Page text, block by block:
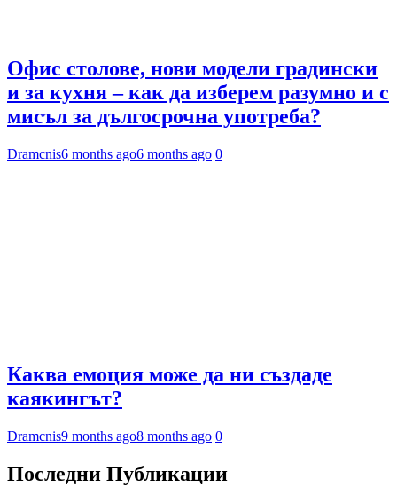
Офис столове, нови модели градински
и за кухня – как да изберем разумно и с
мисъл за дългосрочна употреба?
Dramcnis6 months ago6 months ago 0
Каква емоция може да ни създаде
каякингът?
Dramcnis9 months ago8 months ago 0
Последни Публикации